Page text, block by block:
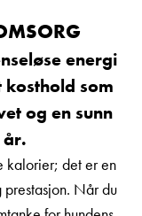
energi
som
og en sunn
kalorier; det er en
Når du